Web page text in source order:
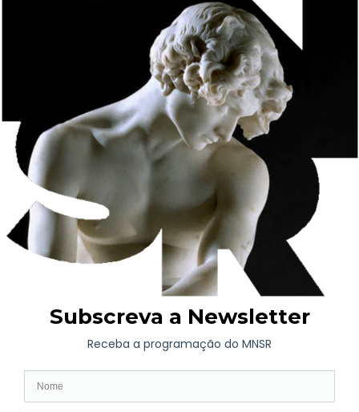
Distinguido pela Associação Portuguesa de Museologia com
uma Menção Honrosa na categoria Parceria, o programa
inscreve-se na estratégia de proximidade e
envolvimento comunitário que o Museu Nacional Soares dos
Reis tem vindo a desenvolver junto da sua envolvente
territorial, promovendo uma relação de maior conhecimento,
participação e pertença entre o Museu e as comunidades
vizinhas.
Neste contexto, a parceria com o Quarteirão Bombarda assume
particular relevância, potenciando o diálogo entre as coleções e
a história do MNSR e a dinâmica criativa contemporânea deste
território cultural da cidade.
Concebido como um ciclo de cinco edições temáticas, o
programa integra exposições, oficinas e conversas que
exploram pontos de contacto, afinidade e convergência entre o
património do Museu e as práticas artísticas e culturais da
comunidade de Bombarda, afirmando o MNSR como um
Júlio Dolbeth é doutorado em Arte e Design, na área da
Ilustração, pela Faculdade de Belas Artes da Universidade do